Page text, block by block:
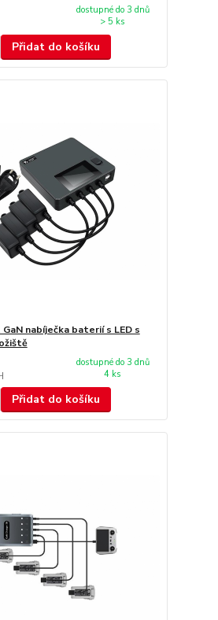
dostupné do 3 dnů
> 5 ks
Přidat do košíku
GaN nabíječka baterií s LED s
dostupné do 3 dnů
4 ks
Přidat do košíku